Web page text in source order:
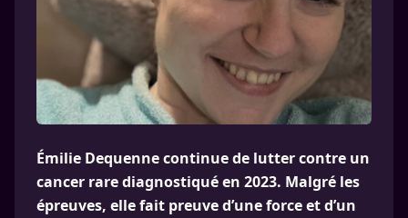
Émilie Dequenne continue de lutter contre un
cancer rare diagnostiqué en 2023. Malgré les
épreuves, elle fait preuve d’une force et d’un